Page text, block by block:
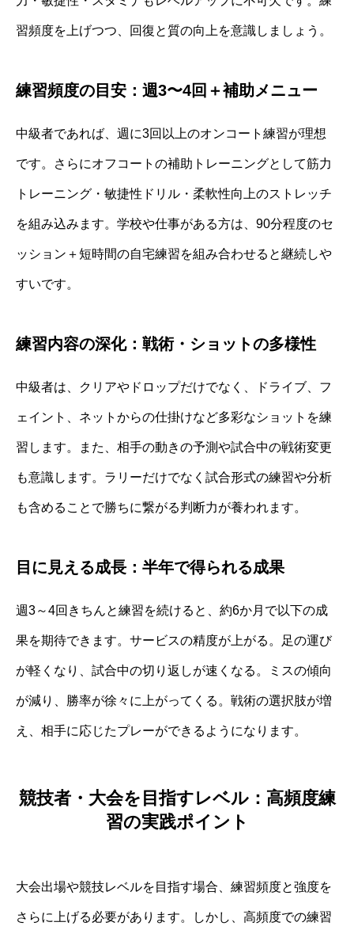
習頻度を上げつつ、回復と質の向上を意識しましょう。
練習頻度の目安：週3〜4回＋補助メニュー
中級者であれば、週に3回以上のオンコート練習が理想
です。さらにオフコートの補助トレーニングとして筋力
トレーニング・敏捷性ドリル・柔軟性向上のストレッチ
を組み込みます。学校や仕事がある方は、90分程度のセ
ッション＋短時間の自宅練習を組み合わせると継続しや
すいです。
練習内容の深化：戦術・ショットの多様性
中級者は、クリアやドロップだけでなく、ドライブ、フ
ェイント、ネットからの仕掛けなど多彩なショットを練
習します。また、相手の動きの予測や試合中の戦術変更
も意識します。ラリーだけでなく試合形式の練習や分析
も含めることで勝ちに繋がる判断力が養われます。
目に見える成長：半年で得られる成果
週3～4回きちんと練習を続けると、約6か月で以下の成
果を期待できます。サービスの精度が上がる。足の運び
が軽くなり、試合中の切り返しが速くなる。ミスの傾向
が減り、勝率が徐々に上がってくる。戦術の選択肢が増
え、相手に応じたプレーができるようになります。
競技者・大会を目指すレベル：高頻度練
習の実践ポイント
大会出場や競技レベルを目指す場合、練習頻度と強度を
さらに上げる必要があります。しかし、高頻度での練習